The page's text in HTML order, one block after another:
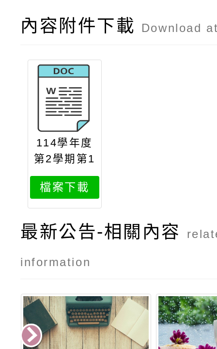
內容附件下載 Download
114學年度
第2學期第1
次代理教師
甄選簡章一
次公告分次
招考生活科
技
檔案下載
最新公告-相關內容
information